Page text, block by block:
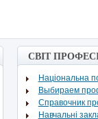
СВІТ
Національна
Выбираем
Cправочник
Навчальні